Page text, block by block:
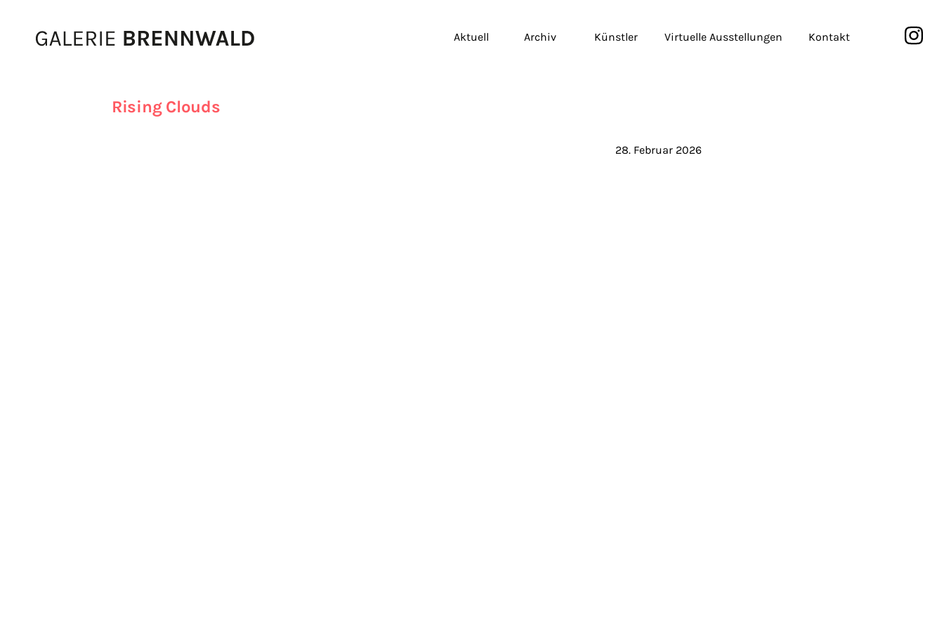
Aktuell Archiv Künstler Virtuelle Ausstellungen Kontakt
Rising Clouds
28. Februar 2026